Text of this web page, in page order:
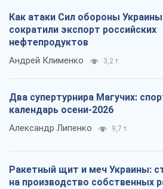
Как атаки Сил обороны Украины
сократили экспорт российских
нефтепродуктов
Андрей Клименко 3,2 т.
Два супертурнира Магучих:
календарь осени-2026
Александр Липенко 9,7 т.
Ракетный щит и меч Украины:
на производство собственных